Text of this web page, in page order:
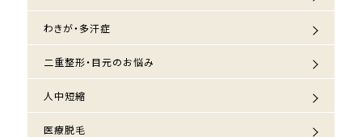
わきが・多汗症
二重整形・目元のお悩み
人中短縮
医療脱毛